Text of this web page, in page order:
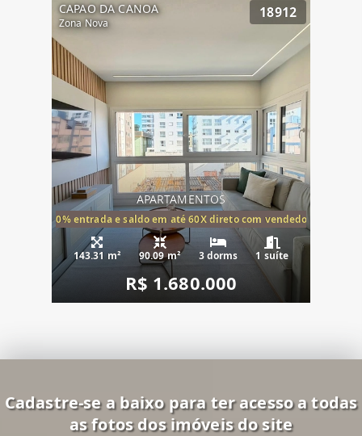
CAPAO DA CANOA
Zona Nova
18912
APARTAMENTOS
20% entrada e saldo em até 60X direto com vendedor
143.31 m² 90.09 m² 3 dorms 1 suíte
R$ 1.680.000
Cadastre-se a baixo para ter acesso a todas
as fotos dos imóveis do site